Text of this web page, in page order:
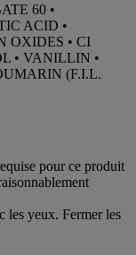
60 •
ACID •
OXIDES • CI
• VANILLIN •
(F.I.L.
pour ce produit
les yeux. Fermer les